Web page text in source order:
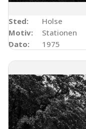
Sted:
Holse
Motiv:
Stationen
Dato:
1975